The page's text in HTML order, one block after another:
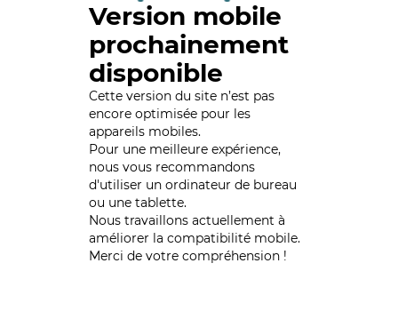
Version mobile
prochainement
disponible
Cette version du site n’est pas
encore optimisée pour les
appareils mobiles.
Pour une meilleure expérience,
nous vous recommandons
d'utiliser un ordinateur de bureau
ou une tablette.
Nous travaillons actuellement à
améliorer la compatibilité mobile.
Merci de votre compréhension !